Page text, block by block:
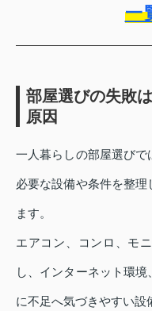
一
部屋選びの失敗
原因
一人暮らしの部屋選びで
必要な設備や条件を整
ます。
エアコン、コンロ、モ
し、インターネット環
に不足へ気づきやすい設